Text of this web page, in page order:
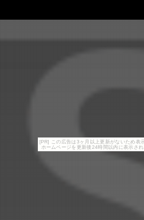
[PR] この広告は3ヶ月以上更新がないため表
ホームページを更新後24時間以内に表示され